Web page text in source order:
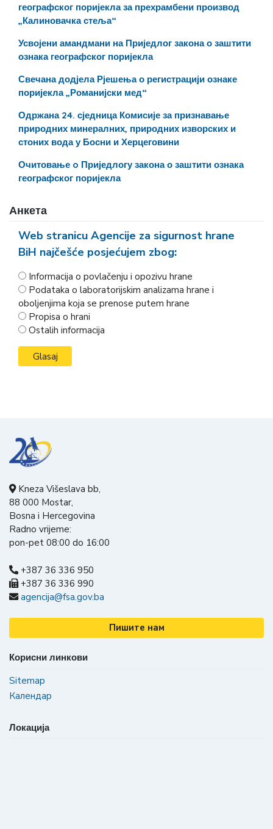
географског поријекла за прехрамбени производ
„Калиновачка стеља“
Усвојени амандмани на Приједлог закона о заштити
ознака географског поријекла
Свечана додјела Рјешења о регистрацији ознаке
поријекла „Романијски мед“
Одржана 24. сједница Комисије за признавање
природних минералних, природних изворских и
стоних вода у Босни и Херцеговини
Очитовање o Приједлогу закона о заштити ознака
географског поријекла
Анкета
Web stranicu Agencije za sigurnost hrane
BiH najčešće posjećujem zbog:
Informacija o povlačenju i opozivu hrane
Podataka o laboratorijskim analizama hrane i
oboljenjima koja se prenose putem hrane
Propisa o hrani
Ostalih informacija
Kneza Višeslava bb,
88 000 Mostar,
Bosna i Hercegovina
Radno vrijeme:
pon-pet 08:00 do 16:00
+387 36 336 950
+387 36 336 990
agencija@fsa.gov.ba
Пишите нам
Корисни линкови
Sitemap
Календар
Локација